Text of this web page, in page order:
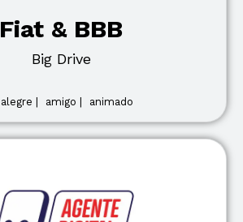
Fiat & BBB
Big Drive
alegre | amigo | animado